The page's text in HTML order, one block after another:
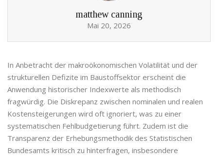
matthew canning
Mai 20, 2026
In Anbetracht der makroökonomischen Volatilität und der
strukturellen Defizite im Baustoffsektor erscheint die
Anwendung historischer Indexwerte als methodisch
fragwürdig. Die Diskrepanz zwischen nominalen und realen
Kostensteigerungen wird oft ignoriert, was zu einer
systematischen Fehlbudgetierung führt. Zudem ist die
Transparenz der Erhebungsmethodik des Statistischen
Bundesamts kritisch zu hinterfragen, insbesondere